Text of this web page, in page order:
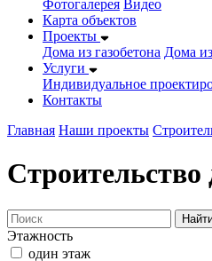
Фотогалерея Видео
Карта объектов
Проекты
Дома из газобетонa Дома
Услуги
Индивидуальное
Контакты
Главная Наши проекты
Строительство
Этажность
один этаж